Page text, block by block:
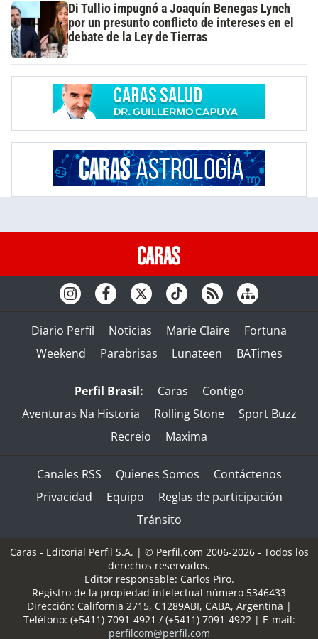
Di Tullio impugnó a Joaquín Benegas Lynch
por un presunto conflicto de intereses en el
debate de la Ley de Tierras
Diario Perfil Noticias Marie Claire
Fortuna
Weekend
Parabrisas Lunateen BATimes
Perfil Brasil: Caras
Contigo
Aventuras Na Historia
Rolling Stone
Sport Buzz
Recreio
Maxima
Canales RSS Quienes Somos
Contáctenos
Privacidad
Equipo
Reglas de participación
Tránsito
Caras - Editorial Perfil S.A. | © Perfil.com 2006-2026 - Todos los
derechos reservados.
Editor responsable: Carlos Piro.
Registro de la propiedad intelectual número 5346433
Dirección: California 2715, C1289ABI, CABA, Argentina |
Teléfono: (+5411) 7091-4921 / (+5411) 7091-4922| E-mail:
perfilcom@perfil.com